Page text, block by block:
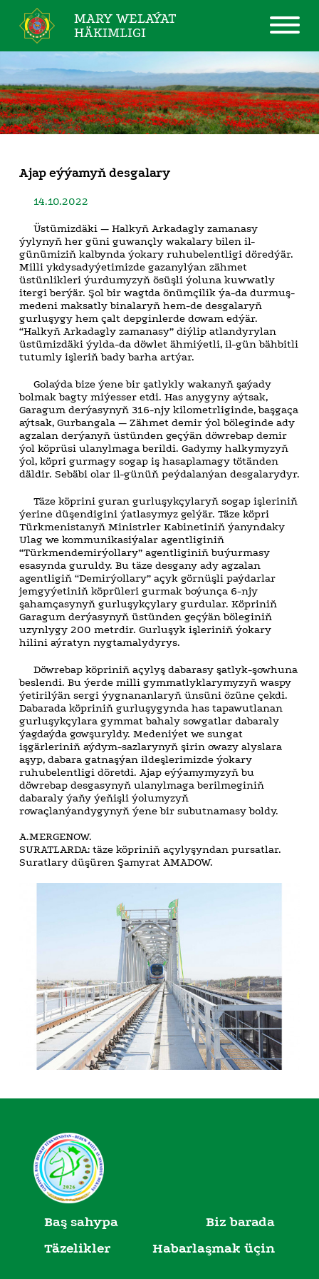
MARY WELAÝAT
HÄKIMLIGI
Ajap eýýamyň desgalary
14.10.2022
Üstümizdäki — Halkyň Arkadagly zamanasy
ýylynyň her güni guwançly wakalary bilen il-
günümiziň kalbynda ýokary ruhubelentligi döredýär.
Milli ykdysadyýetimizde gazanylýan zähmet
üstünlikleri ýurdumyzyň ösüşli ýoluna kuwwatly
itergi berýär. Şol bir wagtda önümçilik ýa-da durmuş-
medeni maksatly binalaryň hem-de desgalaryň
gurluşygy hem çalt depginlerde dowam edýär.
“Halkyň Arkadagly zamanasy” diýlip atlandyrylan
üstümizdäki ýylda-da döwlet ähmiýetli, il-gün bähbitli
tutumly işleriň bady barha artýar.
Golaýda bize ýene bir şatlykly wakanyň şaýady
bolmak bagty miýesser etdi. Has anygyny aýtsak,
Garagum derýasynyň 316-njy kilometrliginde, başgaça
aýtsak, Gurbangala — Zähmet demir ýol böleginde ady
agzalan derýanyň üstünden geçýän döwrebap demir
ýol köprüsi ulanylmaga berildi. Gadymy halkymyzyň
ýol, köpri gurmagy sogap iş hasaplamagy tötänden
däldir. Sebäbi olar il-günüň peýdalanýan desgalarydyr.
Täze köprini guran gurluşykçylaryň sogap işleriniň
ýerine düşendigini ýatlasymyz gelýär. Täze köpri
Türkmenistanyň Ministrler Kabinetiniň ýanyndaky
Ulag we kommunikasiýalar agentliginiň
“Türkmendemirýollary” agentliginiň buýurmasy
esasynda guruldy. Bu täze desgany ady agzalan
agentligiň “Demirýollary” açyk görnüşli paýdarlar
jemgyýetiniň köprüleri gurmak boýunça 6-njy
şahamçasynyň gurluşykçylary gurdular. Köpriniň
Garagum derýasynyň üstünden geçýän böleginiň
uzynlygy 200 metrdir. Gurluşyk işleriniň ýokary
hilini aýratyn nygtamalydyrys.
Döwrebap köpriniň açylyş dabarasy şatlyk-şowhuna
beslendi. Bu ýerde milli gymmatlyklarymyzyň waspy
ýetirilýän sergi ýygnananlaryň ünsüni özüne çekdi.
Dabarada köpriniň gurluşygynda has tapawutlanan
gurluşykçylara gymmat bahaly sowgatlar dabaraly
ýagdaýda gowşuryldy. Medeniýet we sungat
işgärleriniň aýdym-sazlarynyň şirin owazy alyslara
aşyp, dabara gatnaşýan ildeşlerimizde ýokary
ruhubelentligi döretdi. Ajap eýýamymyzyň bu
döwrebap desgasynyň ulanylmaga berilmeginiň
dabaraly ýaňy ýeňişli ýolumyzyň
rowaçlanýandygynyň ýene bir subutnamasy boldy.
A.MERGENOW.
SURATLARDA: täze köpriniň açylyşyndan pursatlar.
Suratlary düşüren Şamyrat AMADOW.
Baş sahypa
Biz barada
Täzelikler
Habarlaşmak üçin